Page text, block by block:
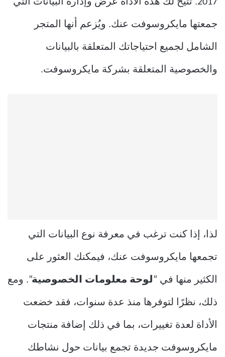
2017. تتيح لك هذه الأداة عرض وإدارة البيانات التي
جمعتها مايكروسوفت عنك. ويُزعم أنها المتجر
الشامل لجميع احتياجاتك المتعلقة بالبيانات
والخصوصية المتعلقة بشركة مايكروسوفت.
لذا، إذا كنت ترغب في معرفة نوع البيانات التي
تجمعها مايكروسوفت عنك، فيمكنك العثور على
الكثير منها في “ لوحة معلومات الخصوصية“. ومع
ذلك، نظرًا لتوفرها منذ عدة سنوات، فقد خضعت
الأداة لعدة تغييرات، بما في ذلك إضافة منتجات
مايكروسوفت جديدة تجمع بيانات حول نشاطك